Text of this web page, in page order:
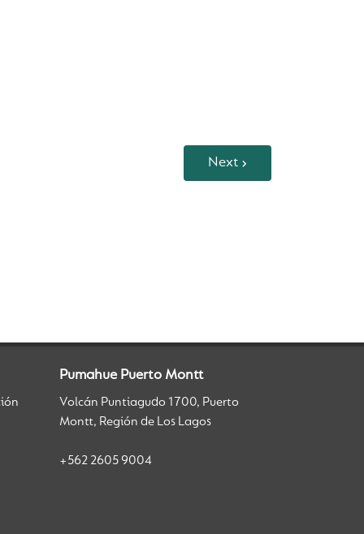
Next
Pumahue Puerto Montt
Volcán Puntiagudo 1700, Puerto
Montt, Región de Los Lagos
+562 2605 9004